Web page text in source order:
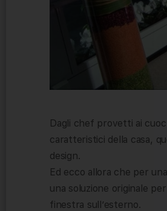
Dagli chef provetti ai
caratteristici della casa,
design.
Ed ecco allora che per
una soluzione originale
finestra sull’esterno.